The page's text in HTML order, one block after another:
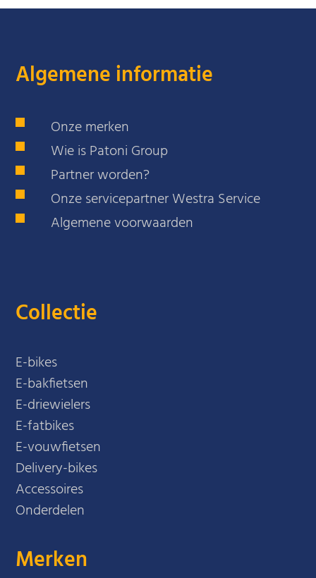
Algemene informatie
Onze merken
Wie is Patoni Group
Partner worden?
Onze servicepartner Westra Service
Algemene voorwaarden
Collectie
E-bikes
E-bakfietsen
E-driewielers
E-fatbikes
E-vouwfietsen
Delivery-bikes
Accessoires
Onderdelen
Merken